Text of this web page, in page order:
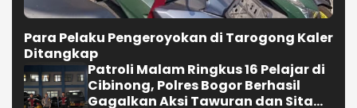
Para Pelaku Pengeroyokan di Tarogong Kaler
Ditangkap
Patroli Malam Ringkus 16 Pelajar di
Cibinong, Polres Bogor Berhasil
Gagalkan Aksi Tawuran dan Sita